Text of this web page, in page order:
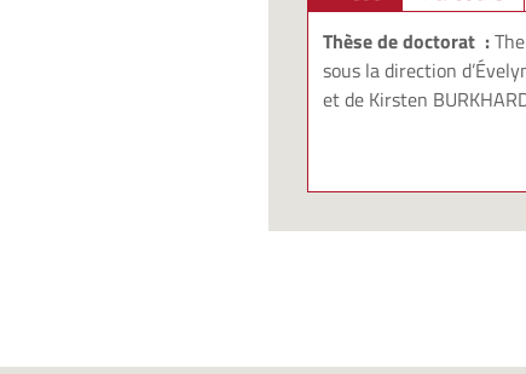
Thèse de doctorat :
sous la direction d’
et de Kirsten